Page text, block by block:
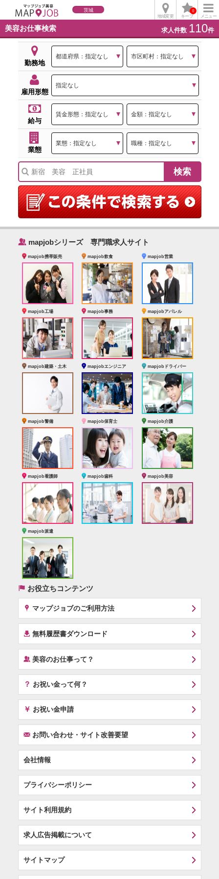
茨城
メニュー
キープ
0
地域変更
美容お仕事検索 求人件数 110件
勤務地
雇用形態
給与
業態
‰ mapjobシリーズ 専門職求人サイト
mapjob携帯販売 mapjob飲食 mapjob営業
mapjob工場 mapjob事務 mapjobアパレル
mapjob建築・土木 mapjobエンジニア mapjobドライバー
mapjob警備 mapjob保育士 mapjob介護
mapjob看護師 mapjob歯科 mapjob美容
mapjob派遣
( お役立ちコンテンツ
x マップジョブのご利用方法
í 無料履歴書ダウンロード
‰美容のお仕事って？
？ お祝い金って何？
￥ お祝い金申請
Fお問い合わせ・サイト改善要望
会社情報
プライバシーポリシー
サイト利用規約
求人広告掲載について
サイトマップ